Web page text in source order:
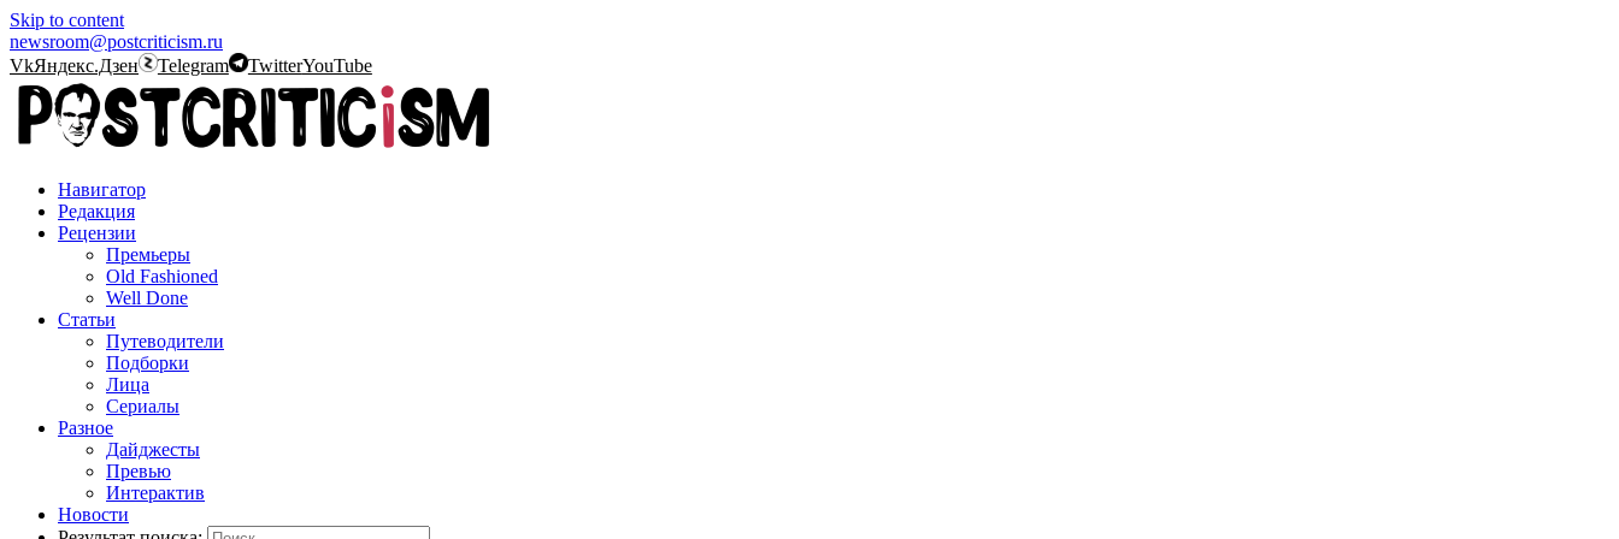
Skip to content
newsroom@postcriticism.ru
VkЯндекс.Дзен Telegram TwitterYouTube
Навигатор
Редакция
Рецензии
Премьеры
Old Fashioned
Well Done
Статьи
Путеводители
Подборки
Лица
Сериалы
Разное
Дайджесты
Превью
Интерактив
Новости